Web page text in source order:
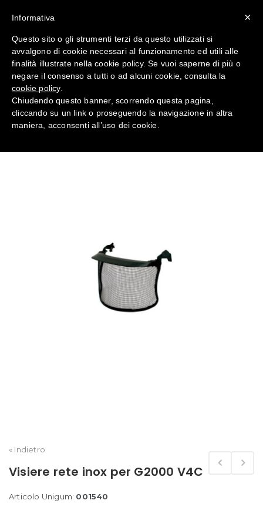
Antinfortunistica Visiere rete
inox per G2000 V4C da Lavoro
Home TESTA
« Indietro
Visiere rete inox per G2000 V4C
Articolo Unigum: 001540
×
Informativa
Questo sito o gli strumenti terzi da questo utilizzati si
avvalgono di cookie necessari al funzionamento ed utili alle
finalità illustrate nella cookie policy. Se vuoi saperne di più o
negare il consenso a tutti o ad alcuni cookie, consulta la
cookie policy.
Chiudendo questo banner, scorrendo questa pagina,
cliccando su un link o proseguendo la navigazione in altra
maniera, acconsenti all’uso dei cookie.